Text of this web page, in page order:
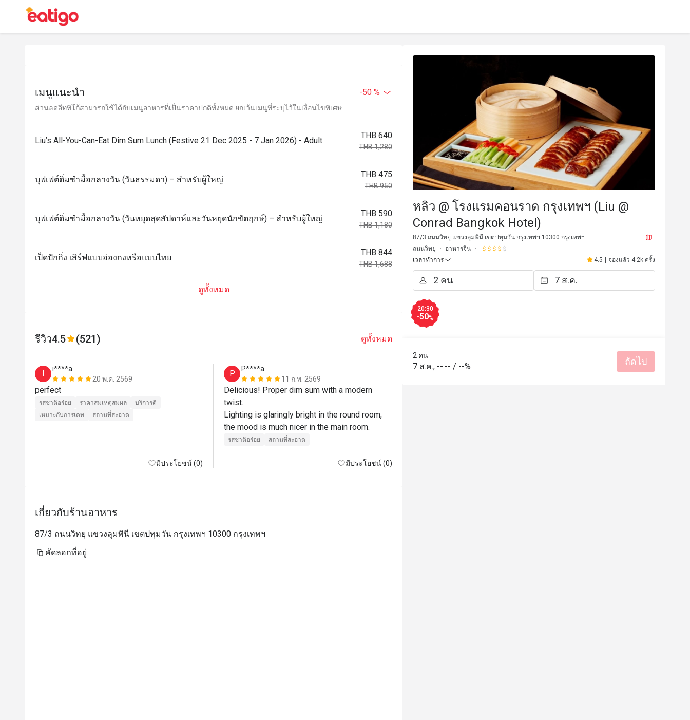
เมนูแนะนำ -50 %
ส่วนลดอีททิโก้สามารถใช้ได้กับเมนูอาหารที่เป็นราคาปกติทั้งหมด ยกเว้นเมนูที่ระบุไว้ในเงื่อนไขพิเศษ
Liu’s All-You-Can-Eat Dim Sum Lunch (Festive 21 Dec 2025 - 7 Jan 2026) - Adult
THB 640
THB 1,280
บุฟเฟต์ติ่มซำมื้อกลางวัน (วันธรรมดา) – สำหรับผู้ใหญ่
THB 475
THB 950
บุฟเฟต์ติ่มซำมื้อกลางวัน (วันหยุดสุดสัปดาห์และวันหยุดนักขัตฤกษ์) – สำหรับผู้ใหญ่
THB 590
THB 1,180
เป็ดปักกิ่ง เสิร์ฟแบบฮ่องกงหรือแบบไทย
THB 844
THB 1,688
ดูทั้งหมด
รีวิว4.5 (521) ดูทั้งหมด
I
i****a
20 พ.ค. 2569
perfect
รสชาติอร่อย ราคาสมเหตุสมผล
บริการดี
เหมาะกับการเดท
สถานที่สะอาด
มีประโยชน์ (0)
P
P****a
11 ก.พ. 2569
Delicious! Proper dim sum with a modern
twist.
Lighting is glaringly bright in the round room,
the mood is much nicer in the main room.
รสชาติอร่อย สถานที่สะอาด
มีประโยชน์ (0)
J***n
เกี่ยวกับร้านอาหาร
87/3 ถนนวิทยุ แขวงลุมพินี เขตปทุมวัน กรุงเทพฯ 10300 กรุงเทพฯ
คัดลอกที่อยู่
หลิว @ โรงแรมคอนราด กรุงเทพฯ (Liu @
Conrad Bangkok Hotel)
87/3 ถนนวิทยุ แขวงลุมพินี เขตปทุมวัน กรุงเทพฯ 10300 กรุงเทพฯ
ถนนวิทยุ
อาหารจีน
เวลาทำการ
4.5 จองแล้ว 4.2k ครั้ง
20:30
-50%
2 คน
7 ส.ค., --:-- / --% ถัดไป